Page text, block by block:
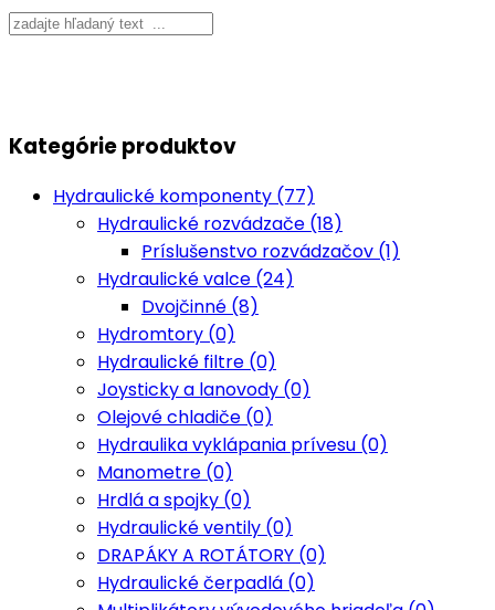
Kategórie produktov
Hydraulické komponenty (77)
Hydraulické rozvádzače (18)
Príslušenstvo rozvádzačov (1)
Hydraulické valce (24)
Dvojčinné (8)
Hydromtory (0)
Hydraulické filtre (0)
Joysticky a lanovody (0)
Olejové chladiče (0)
Hydraulika vyklápania prívesu (0)
Manometre (0)
Hrdlá a spojky (0)
Hydraulické ventily (0)
DRAPÁKY A ROTÁTORY (0)
Hydraulické čerpadlá (0)